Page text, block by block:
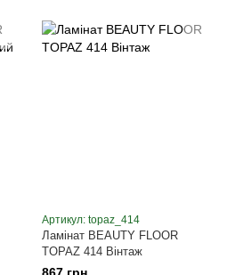
Артикул: topaz_414
Ламінат BEAUTY FLOOR
TOPAZ 414 Вінтаж
867 грн